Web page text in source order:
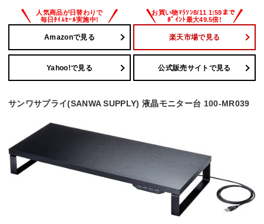
Amazonで見る 楽天市場で見る
Yahoo!で見る 公式販売サイトで見る
サンワサプライ(SANWA SUPPLY) 液晶モニター台 100-MR039